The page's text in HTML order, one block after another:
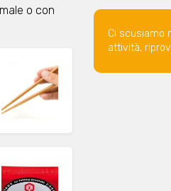
o con
Ci scusiamo
attività,